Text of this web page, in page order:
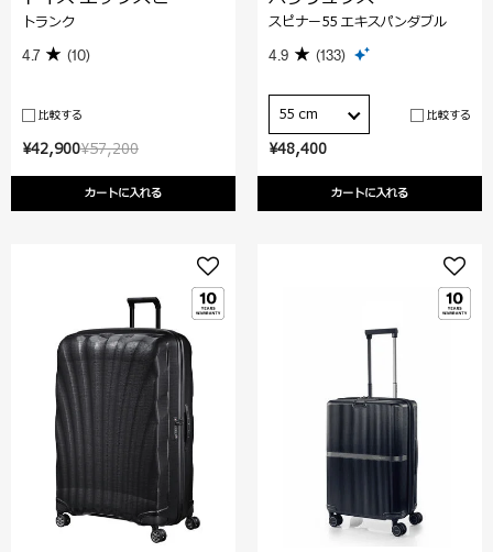
¥57,200
¥42,900
カートに入れる
トランク
4.7 (10)
比較する
¥48,400
カートに入れる
スピナー55 エキスパンダブル
4.9 (133)
55 cm 比較する